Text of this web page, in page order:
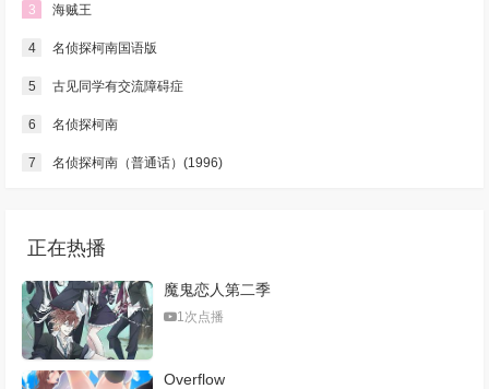
3 海贼王
4 名侦探柯南国语版
5 古见同学有交流障碍症
6 名侦探柯南
7 名侦探柯南（普通话）(1996)
正在热播
魔鬼恋人第二季
1次点播
Overflow